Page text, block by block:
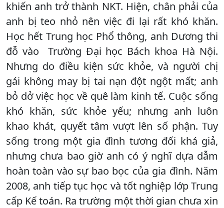
khiến anh trở thành NKT. Hiện, chân phải của
anh bị teo nhỏ nên việc đi lại rất khó khăn.
Học hết Trung học Phổ thông, anh Dương thi
đỗ vào Trường Đại học Bách khoa Hà Nội.
Nhưng do điều kiện sức khỏe, và người chị
gái không may bị tai nạn đột ngột mất; anh
bỏ dở việc học về quê làm kinh tế. Cuộc sống
khó khăn, sức khỏe yếu; nhưng anh luôn
khao khát, quyết tâm vượt lên số phận. Tuy
sống trong một gia đình tương đối khá giả,
nhưng chưa bao giờ anh có ý nghĩ dựa dẫm
hoàn toàn vào sự bao bọc của gia đình. Năm
2008, anh tiếp tục học và tốt nghiệp lớp Trung
cấp Kế toán. Ra trường một thời gian chưa xin